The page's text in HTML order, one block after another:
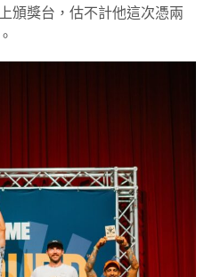
頒獎台，估不計他這次憑兩